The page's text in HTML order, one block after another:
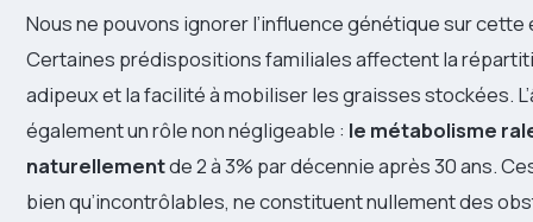
Nous ne pouvons ignorer l’influence génétique sur cette
Certaines prédispositions familiales affectent la
adipeux et la facilité à mobiliser les graisses stockées.
également un rôle non négligeable : le métabolisme
naturellementde 2 à 3% par décennie après 30 ans.
bien qu’incontrôlables, ne constituent nullement des